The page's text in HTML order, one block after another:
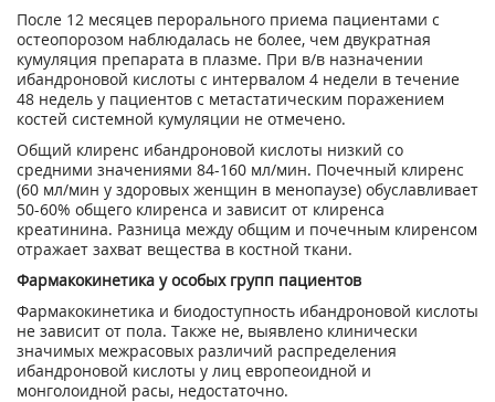
После 12 месяцев перорального приема пациентами с
остеопорозом наблюдалась не более, чем двукратная
кумуляция препарата в плазме. При в/в назначении
ибандроновой ки­слоты с интервалом 4 недели в течение
48 недель у пациентов с метастатическим пораже­нием
костей системной кумуляции не отмечено.
Общий клиренс ибандроновой кислоты низкий со
средними значениями 84-160 мл/мин. Почечный клиренс
(60 мл/мин у здоровых женщин в менопаузе) обуславливает
50-60% общего клиренса и зависит от клиренса
креатинина. Разница между общим и почечным клиренсом
отражает захват вещества в костной ткани.
Фармакокинетика у особых групп пациентов
Фармакокинетика и биодоступность ибандроновой кислоты
не зависит от пола. Также не, выявлено клинически
значимых межрасовых различий распределения
ибандроновой ки­слоты у лиц европеоидной и
монголоидной расы, недостаточно.